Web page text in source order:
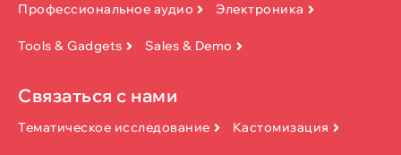
Профессиональное аудио Электроника
Tools & Gadgets Sales & Demo
Связаться с нами
Тематическое исследование Кастомизация